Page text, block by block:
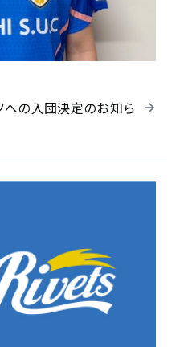
の入団決定のお知ら